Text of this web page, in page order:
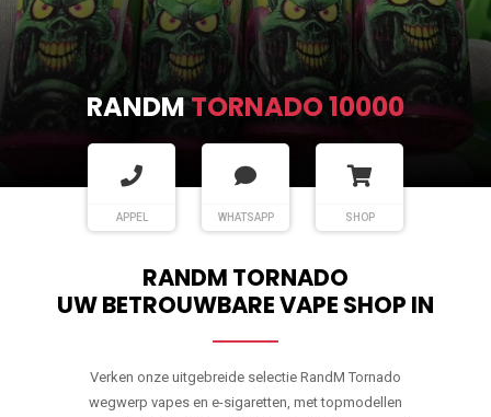
RANDMTORNADO 9000
APPEL WHATSAPP SHOP
RANDM TORNADO
UW BETROUWBARE VAPE SHOP IN
Verken onze uitgebreide selectie RandM Tornado
wegwerp vapes en e-sigaretten, met topmodellen